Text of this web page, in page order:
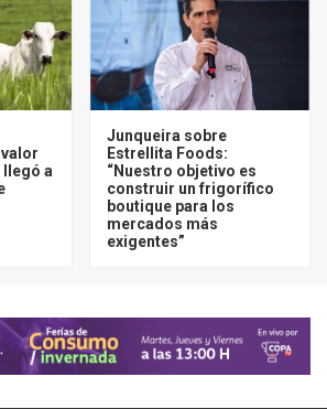
llegó a
Junqueira sobre
Estrellita Foods:
“Nuestro objetivo es
construir un frigorífico
boutique para los
mercados más
exigentes”